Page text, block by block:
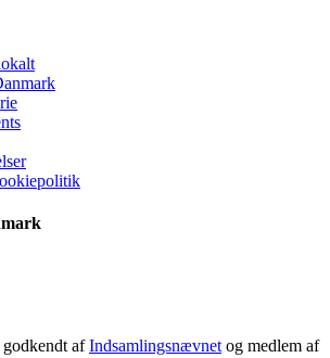
afIndsamlingsnævnetog medlem af